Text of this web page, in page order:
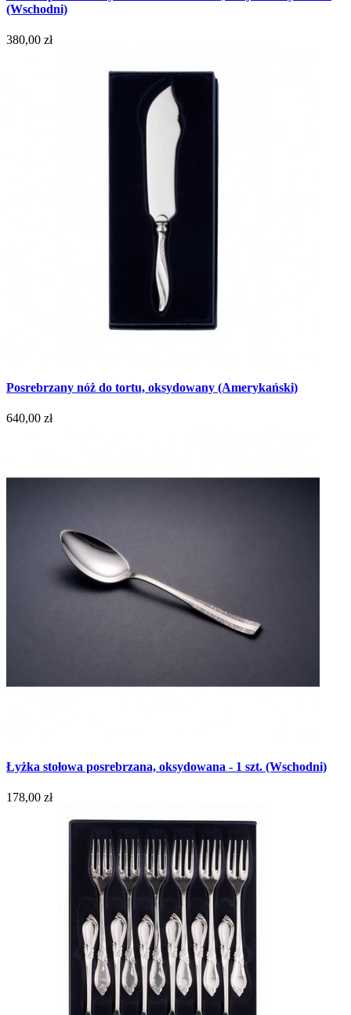
(Wschodni)
380,00 zł
Posrebrzany nóż do tortu, oksydowany (Amerykański)
640,00 zł
Łyżka stołowa posrebrzana, oksydowana - 1 szt. (Wschodni)
178,00 zł